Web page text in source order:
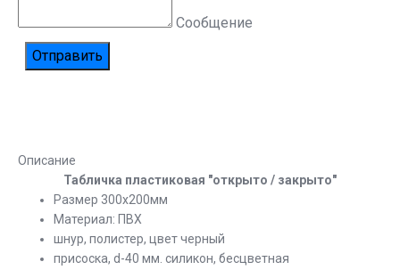
Сообщение
Описание
Табличка пластиковая "открыто / закрыто"
Размер 300х200мм
Материал: ПВХ
шнур, полистер, цвет черный
присоска, d-40 мм. силикон, бесцветная